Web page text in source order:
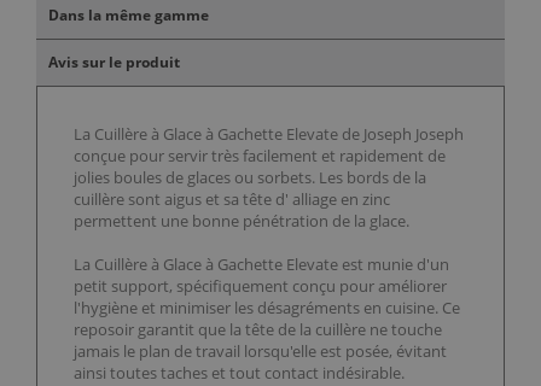
Dans la même gamme
Avis sur le produit
La Cuillère à Glace à Gachette Elevate de Joseph Joseph
conçue pour servir très facilement et rapidement de
jolies boules de glaces ou sorbets. Les bords de la
cuillère sont aigus et sa tête d' alliage en zinc
permettent une bonne pénétration de la glace.
La Cuillère à Glace à Gachette Elevate est munie d'un
petit support, spécifiquement conçu pour améliorer
l'hygiène et minimiser les désagréments en cuisine. Ce
reposoir garantit que la tête de la cuillère ne touche
jamais le plan de travail lorsqu'elle est posée, évitant
ainsi toutes taches et tout contact indésirable.